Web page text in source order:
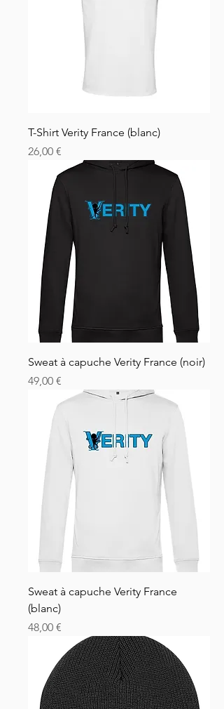
T-Shirt Verity France (blanc)
Pris
26,00 €
Sweat à capuche Verity France (noir)
Pris
49,00 €
Sweat à capuche Verity France
(blanc)
Pris
48,00 €